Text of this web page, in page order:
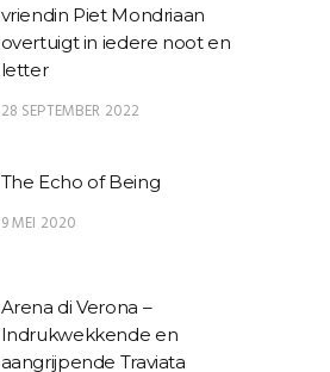
vriendin Piet Mondriaan
overtuigt in iedere noot en
letter
28 SEPTEMBER 2022
The Echo of Being
9 MEI 2020
Arena di Verona –
Indrukwekkende en
aangrijpende Traviata